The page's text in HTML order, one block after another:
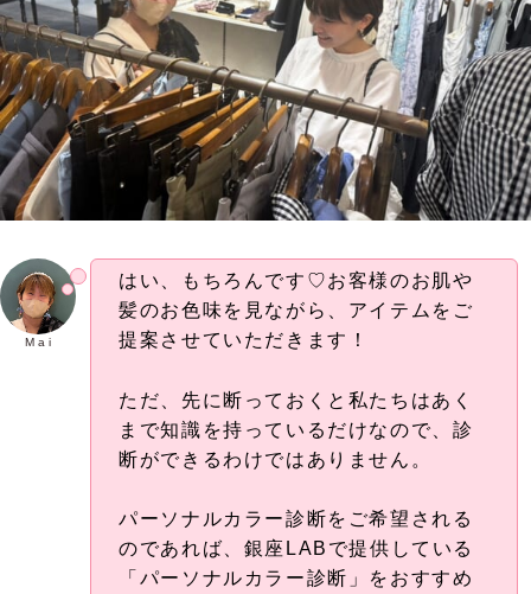
M a i
はい、もちろんです♡お客様のお肌や
髪のお色味を見ながら、アイテムをご
提案させていただきます！
ただ、先に断っておくと私たちはあく
まで知識を持っているだけなので、診
断ができるわけではありません。
パーソナルカラー診断をご希望される
のであれば、銀座LABで提供している
「パーソナルカラー診断」をおすすめ